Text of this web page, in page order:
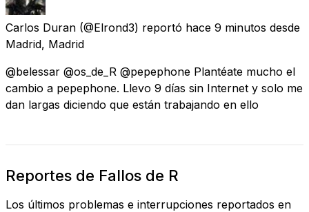
Carlos Duran (@Elrond3) reportó hace 9 minutos desde
Madrid, Madrid
@belessar @os_de_R @pepephone Plantéate mucho el
cambio a pepephone. Llevo 9 días sin Internet y solo me
dan largas diciendo que están trabajando en ello
Reportes de Fallos de R
Los últimos problemas e interrupciones reportados en